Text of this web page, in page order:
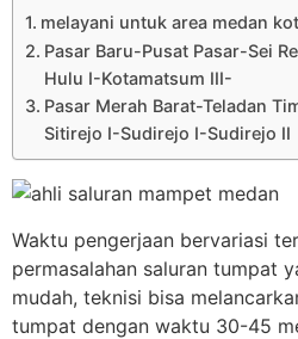
melayani untuk area medan
Pasar Baru-Pusat Pasar-Sei
Hulu I-Kotamatsum III-
Pasar Merah Barat-Teladan
Sitirejo I-Sudirejo I-Sudirejo II
Waktu pengerjaan bervariasi
permasalahan saluran tumpat
mudah, teknisi bisa
tumpat dengan waktu 30-45